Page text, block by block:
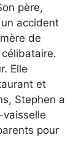
père,
accident
de
célibataire.
Elle
et
Stephen a
vaisselle
pour